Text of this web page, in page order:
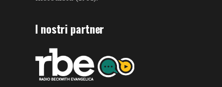
I nostri partner